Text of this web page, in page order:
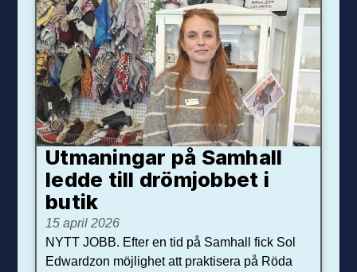
Utmaningar på Sam­hall
ledde till dröm­jobbet i
butik
15 april 2026
NYTT JOBB. Efter en tid på Samhall fick Sol
Edwardzon möjlighet att praktisera på Röda